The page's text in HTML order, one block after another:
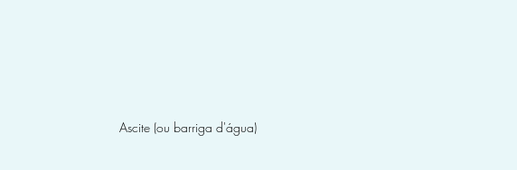
Ascite (ou barriga d'água)